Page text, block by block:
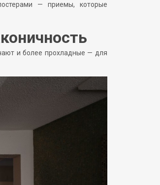
— приемы, которые
и более прохладные — для